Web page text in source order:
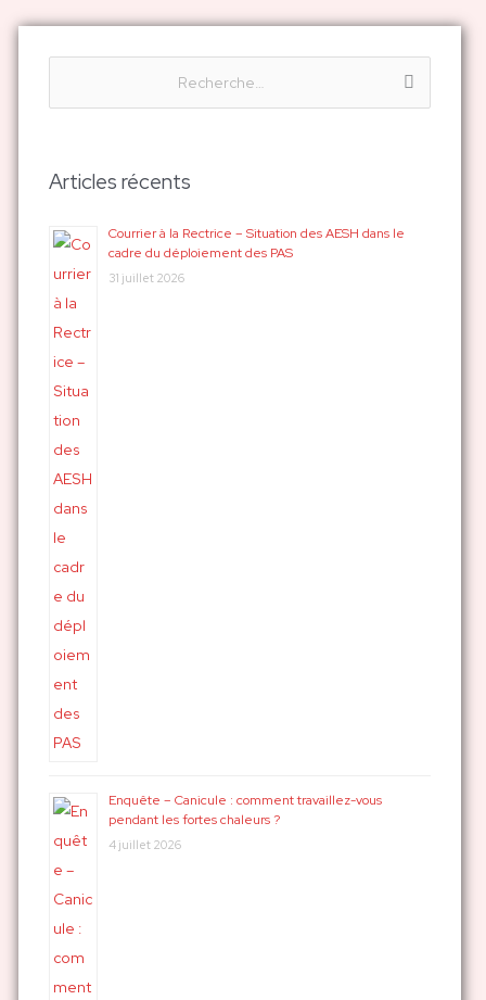
e
h
Articles récents
Courrier à la Rectrice – Situation des AESH dans le
cadre du déploiement des PAS
31 juillet 2026
Enquête – Canicule : comment travaillez-vous
pendant les fortes chaleurs ?
4 juillet 2026